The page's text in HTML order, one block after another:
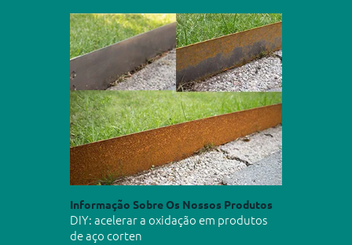
Informação Sobre Os Nossos Produtos
DIY: acelerar a oxidação em produtos
de aço corten